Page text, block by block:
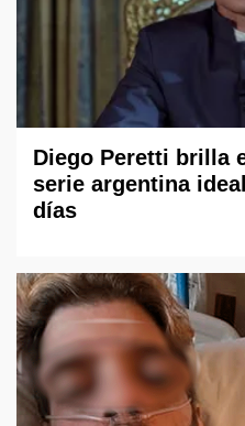
Diego Peretti brilla
serie argentina
días